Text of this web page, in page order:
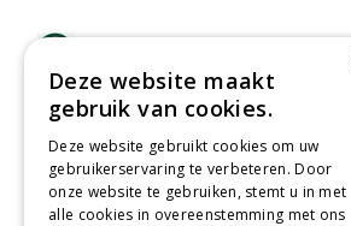
Lage verzendkosten
Vandaag besteld
binnen 2 dagen ophalen!
Afhalen in tuincentrum
Betaal veilig
met iDeal - Wero
Deze website maakt
gebruik van cookies.
Deze website gebruikt cookies om uw
gebruikerservaring te verbeteren. Door
onze website te gebruiken, stemt u in met
alle cookies in overeenstemming met ons